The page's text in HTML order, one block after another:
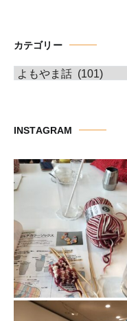
ブ
カテゴリー
カ
ー
INSTAGRAM